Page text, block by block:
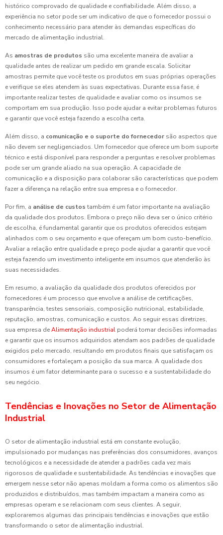
histórico comprovado de qualidade e confiabilidade. Além disso, a
experiência no setor pode ser um indicativo de que o fornecedor possui o
conhecimento necessário para atender às demandas específicas do
mercado de alimentação industrial.
As amostras de produtos são uma excelente maneira de avaliar a
qualidade antes de realizar um pedido em grande escala. Solicitar
amostras permite que você teste os produtos em suas próprias operações
e verifique se eles atendem às suas expectativas. Durante essa fase, é
importante realizar testes de qualidade e avaliar como os insumos se
comportam em sua produção. Isso pode ajudar a evitar problemas futuros
e garantir que você esteja fazendo a escolha certa.
Além disso, a comunicação e o suporte do fornecedor são aspectos que
não devem ser negligenciados. Um fornecedor que oferece um bom suporte
técnico e está disponível para responder a perguntas e resolver problemas
pode ser um grande aliado na sua operação. A capacidade de
comunicação e a disposição para colaborar são características que podem
fazer a diferença na relação entre sua empresa e o fornecedor.
Por fim, a análise de custos também é um fator importante na avaliação
da qualidade dos produtos. Embora o preço não deva ser o único critério
de escolha, é fundamental garantir que os produtos oferecidos estejam
alinhados com o seu orçamento e que ofereçam um bom custo-benefício.
Avaliar a relação entre qualidade e preço pode ajudar a garantir que você
esteja fazendo um investimento inteligente em insumos que atenderão às
suas necessidades.
Em resumo, a avaliação da qualidade dos produtos oferecidos por
fornecedores é um processo que envolve a análise de certificações,
transparência, testes sensoriais, composição nutricional, estabilidade,
reputação, amostras, comunicação e custos. Ao seguir essas diretrizes,
sua empresa deAlimentação industrial poderá tomar decisões informadas
e garantir que os insumos adquiridos atendam aos padrões de qualidade
exigidos pelo mercado, resultando em produtos finais que satisfaçam os
consumidores e fortaleçam a posição da sua marca. A qualidade dos
insumos é um fator determinante para o sucesso e a sustentabilidade do
seu negócio.
Tendências e Inovações no Setor de Alimentação
Industrial
O setor de alimentação industrial está em constante evolução,
impulsionado por mudanças nas preferências dos consumidores, avanços
tecnológicos e a necessidade de atender a padrões cada vez mais
rigorosos de qualidade e sustentabilidade. As tendências e inovações que
emergem nesse setor não apenas moldam a forma como os alimentos são
produzidos e distribuídos, mas também impactam a maneira como as
empresas operam e se relacionam com seus clientes. A seguir,
exploraremos algumas das principais tendências e inovações que estão
transformando o setor de alimentação industrial.